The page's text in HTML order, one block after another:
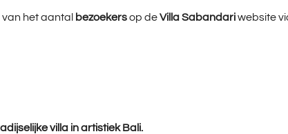
het aantal bezoekersop deVilla Sabandariwebsite
villa in artistiek Bali.